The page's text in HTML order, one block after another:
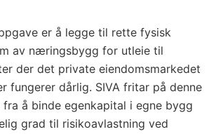
er å legge til rette fysisk
av næringsbygg for utleie til
der det private eiendomsmarkedet
fungerer dårlig. SIVA fritar på denne
å binde egenkapital i egne bygg
grad til risikoavlastning ved